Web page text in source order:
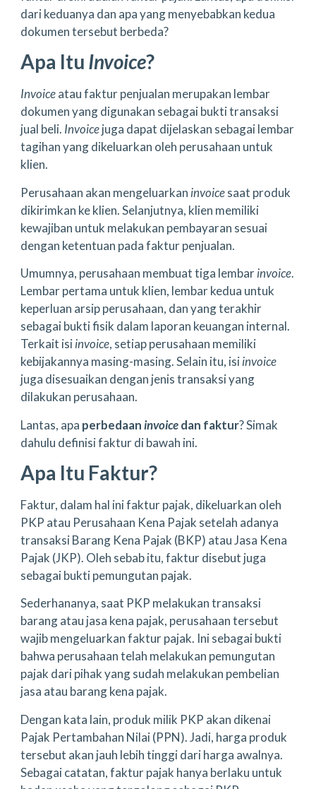
dari keduanya dan apa yang menyebabkan kedua
dokumen tersebut berbeda?
Apa Itu Invoice?
Invoiceatau faktur penjualan merupakan lembar
dokumen yang digunakan sebagai bukti transaksi
jual beli. Invoicejuga dapat dijelaskan sebagai lembar
tagihan yang dikeluarkan oleh perusahaan untuk
klien.
Perusahaan akan mengeluarkan invoicesaat produk
dikirimkan ke klien. Selanjutnya, klien memiliki
kewajiban untuk melakukan pembayaran sesuai
dengan ketentuan pada faktur penjualan.
Umumnya, perusahaan membuat tiga lembarinvoice.
Lembar pertama untuk klien, lembar kedua untuk
keperluan arsip perusahaan, dan yang terakhir
sebagai bukti fisik dalam laporan keuangan internal.
Terkait isiinvoice, setiap perusahaan memiliki
kebijakannya masing-masing. Selain itu, isiinvoice
juga disesuaikan dengan jenis transaksi yang
dilakukan perusahaan.
Lantas, apa perbedaaninvoicedan faktur? Simak
dahulu definisi faktur di bawah ini.
Apa Itu Faktur?
Faktur, dalam hal ini faktur pajak, dikeluarkan oleh
PKP atau Perusahaan Kena Pajak setelah adanya
transaksi Barang Kena Pajak (BKP) atau Jasa Kena
Pajak (JKP). Oleh sebab itu, faktur disebut juga
sebagai bukti pemungutan pajak.
Sederhananya, saat PKP melakukan transaksi
barang atau jasa kena pajak, perusahaan tersebut
wajib mengeluarkan faktur pajak. Ini sebagai bukti
bahwa perusahaan telah melakukan pemungutan
pajak dari pihak yang sudah melakukan pembelian
jasa atau barang kena pajak.
Dengan kata lain, produk milik PKP akan dikenai
Pajak Pertambahan Nilai (PPN). Jadi, harga produk
tersebut akan jauh lebih tinggi dari harga awalnya.
Sebagai catatan, faktur pajak hanya berlaku untuk